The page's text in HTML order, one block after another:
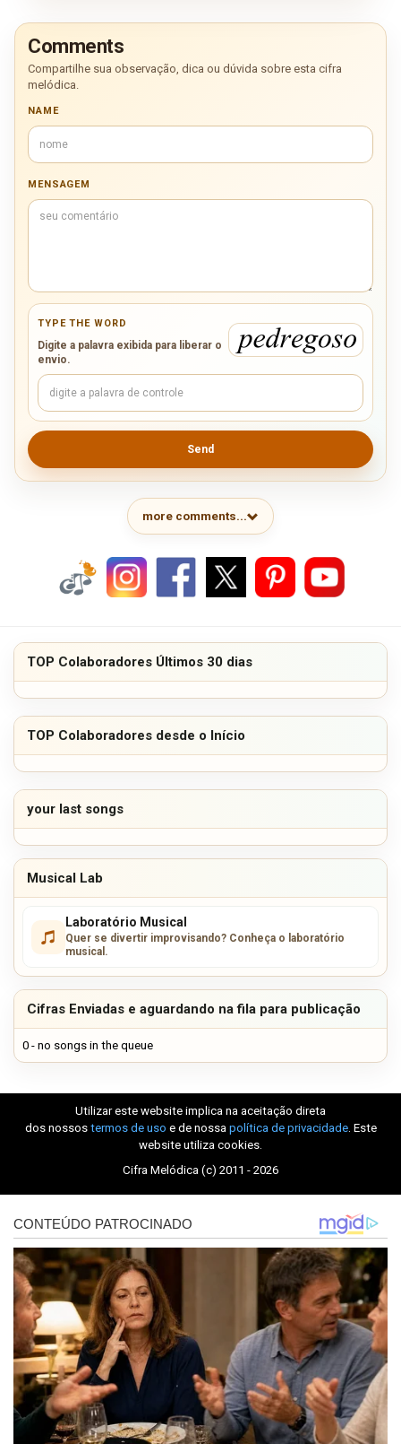
Comments
Compartilhe sua observação, dica ou dúvida sobre esta cifra
melódica.
NAME
MENSAGEM
TYPE THE WORD
Digite a palavra exibida para liberar o
envio.
Send
more comments...
TOP Colaboradores Últimos 30 dias
TOP Colaboradores desde o Início
your last songs
Musical Lab
Laboratório Musical
Quer se divertir improvisando? Conheça o laboratório
musical.
Cifras Enviadas e aguardando na fila para publicação
0 - no songs in the queue
Utilizar este website implica na aceitação direta
dos nossos termos de uso e de nossa política de privacidade. Este
website utiliza cookies.
Cifra Melódica (c) 2011 - 2026